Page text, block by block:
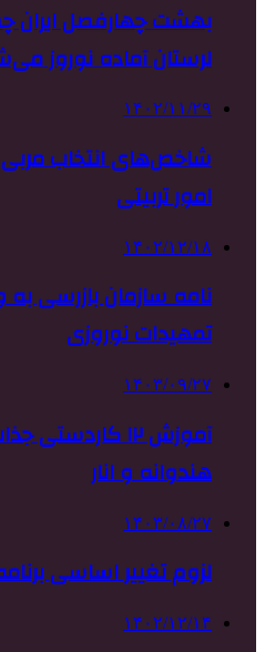
بهشت چهارفصل ایران
لرستان آماده نوروز
۱۴۰۲/۱۱/۲۹
شاخص‌های انتخاب
امور تربیتی
۱۴۰۲/۱۲/۱۸
نامه سازمان بازرسی به
تمهیدات نوروزی
۱۴۰۳/۰۹/۲۷
آموزش ۱۲
هندوانه و انار
۱۴۰۳/۰۸/۲۷
لزوم تغییر اساسی
۱۴۰۲/۱۲/۱۴